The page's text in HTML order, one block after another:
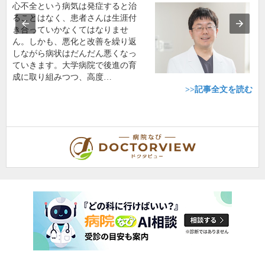
心不全という病気は発症すると治
ることはなく、患者さんは生涯付
き合っていかなくてはなりませ
ん。しかも、悪化と改善を繰り返
しながら病状はだんだん悪くなっ
ていきます。大学病院で後進の育
成に取り組みつつ、高度…
>>記事全文を読む